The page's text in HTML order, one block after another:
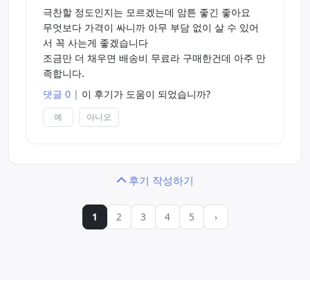
극찬할 정도인지는 모르겠는데 암튼 좋긴 좋아요
무엇보다 가격이 싸니까 아무 부담 없이 살 수 있어
서 꼭 사는게 좋겠습니다
조금만 더 채우면 배송비 무료라 구매한건데 아주 만
족합니다.
댓글 0 | 이 후기가 도움이 되었습니까?
예 아니오
후기 작성하기
1 2 3 4 5 ›